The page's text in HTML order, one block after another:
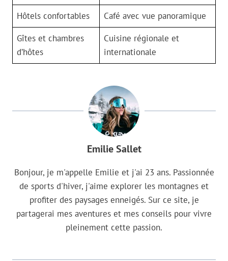
Hôtels confortables
Café avec vue panoramique
Gîtes et chambres
d’hôtes
Cuisine régionale et
internationale
Emilie Sallet
Bonjour, je m'appelle Emilie et j'ai 23 ans. Passionnée
de sports d'hiver, j'aime explorer les montagnes et
profiter des paysages enneigés. Sur ce site, je
partagerai mes aventures et mes conseils pour vivre
pleinement cette passion.